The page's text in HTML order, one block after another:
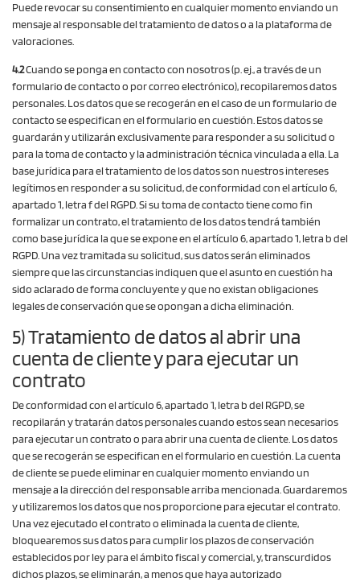
Puede revocar su consentimiento en cualquier momento enviando un
mensaje al responsable del tratamiento de datos o a la plataforma de
valoraciones.
4.2Cuando se ponga en contacto con nosotros (p. ej., a través de un
formulario de contacto o por correo electrónico), recopilaremos datos
personales. Los datos que se recogerán en el caso de un formulario de
contacto se especifican en el formulario en cuestión. Estos datos se
guardarán y utilizarán exclusivamente para responder a su solicitud o
para la toma de contacto y la administración técnica vinculada a ella. La
base jurídica para el tratamiento de los datos son nuestros intereses
legítimos en responder a su solicitud, de conformidad con el artículo 6,
apartado 1, letra f del RGPD. Si su toma de contacto tiene como fin
formalizar un contrato, el tratamiento de los datos tendrá también
como base jurídica la que se expone en el artículo 6, apartado 1, letra b del
RGPD. Una vez tramitada su solicitud, sus datos serán eliminados
siempre que las circunstancias indiquen que el asunto en cuestión ha
sido aclarado de forma concluyente y que no existan obligaciones
legales de conservación que se opongan a dicha eliminación.
5) Tratamiento de datos al abrir una
cuenta de cliente y para ejecutar un
contrato
De conformidad con el artículo 6, apartado 1, letra b del RGPD, se
recopilarán y tratarán datos personales cuando estos sean necesarios
para ejecutar un contrato o para abrir una cuenta de cliente. Los datos
que se recogerán se especifican en el formulario en cuestión. La cuenta
de cliente se puede eliminar en cualquier momento enviando un
mensaje a la dirección del responsable arriba mencionada. Guardaremos
y utilizaremos los datos que nos proporcione para ejecutar el contrato.
Una vez ejecutado el contrato o eliminada la cuenta de cliente,
bloquearemos sus datos para cumplir los plazos de conservación
establecidos por ley para el ámbito fiscal y comercial, y, transcurdidos
dichos plazos, se eliminarán, a menos que haya autorizado